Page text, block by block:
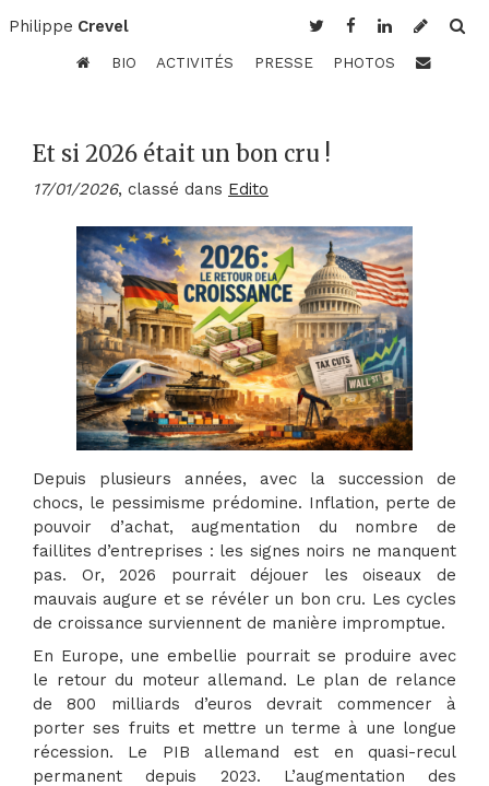
Philippe Crevel
BIO ACTIVITÉS PRESSE PHOTOS
Et si 2026 était un bon cru !
17/01/2026, classé dans Edito
Depuis plusieurs années, avec la succession de
chocs, le pessimisme prédomine. Inflation, perte de
pouvoir d’achat, augmentation du nombre de
faillites d’entreprises : les signes noirs ne manquent
pas. Or, 2026 pourrait déjouer les oiseaux de
mauvais augure et se révéler un bon cru. Les cycles
de croissance surviennent de manière impromptue.
En Europe, une embellie pourrait se produire avec
le retour du moteur allemand. Le plan de relance
de 800 milliards d’euros devrait commencer à
porter ses fruits et mettre un terme à une longue
récession. Le PIB allemand est en quasi-recul
permanent depuis 2023. L’augmentation des